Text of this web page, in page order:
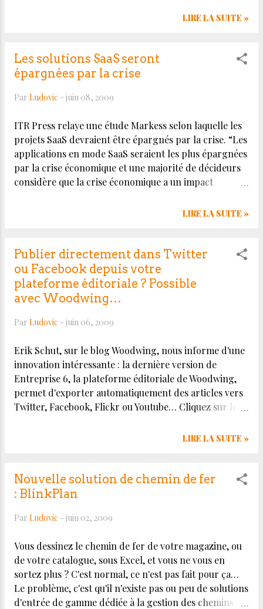
LIRE LA SUITE »
Les solutions SaaS seront
épargnées par la crise
Par Ludovic - juin 08, 2009
ITR Press relaye une étude Markess selon laquelle les
projets SaaS devraient être épargnés par la crise. “Les
applications en mode SaaS seraient les plus épargnées
par la crise économique et une majorité de décideurs
considère que la crise économique a un impact
d'applications. C'est ce qu'indique le cabinet Markess
Cliquez sur le titre de ce billet pour visualiser l'article
dans son contexte original.
LIRE LA SUITE »
Publier directement dans Twitter
ou Facebook depuis votre
plateforme éditoriale ? Possible
avec Woodwing…
Par Ludovic - juin 06, 2009
Erik Schut, sur le blog Woodwing, nous informe d'une
innovation intéressante : la dernière version de
Entreprise 6, la plateforme éditoriale de Woodwing,
permet d'exporter automatiquement des articles vers
Twitter, Facebook, Flickr ou Youtube… Cliquez sur le
LIRE LA SUITE »
Nouvelle solution de chemin de fer
: BlinkPlan
Par Ludovic - juin 02, 2009
Vous dessinez le chemin de fer de votre magazine, ou
de votre catalogue, sous Excel, et vous ne vous en
sortez plus ? C'est normal, ce n'est pas fait pour ça…
Le problème, c'est qu'il n'existe pas ou peu de solutions
d'entrée de gamme dédiée à la gestion des chemins de